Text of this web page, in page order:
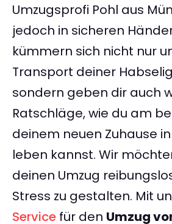
Umzugsprofi Pohl aus
jedoch in sicheren
kümmern sich nicht nur
Transport deiner
sondern geben dir auch
Ratschläge, wie du am
deinem neuen Zuhause
leben kannst. Wir
deinen Umzug
Stress zu gestalten. Mit
Service für den Umzug